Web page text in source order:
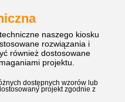
naszego kiosku
rozwiązania i
również dostosowane
projektu.
dostępnych wzorów lub
projekt zgodnie z